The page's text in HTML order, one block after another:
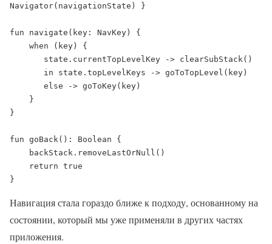
Navigator(navigationState) }
fun navigate(key: NavKey) {
}
fun goBack(): Boolean {
}
Навигация стала гораздо ближе к подходу, основанному на
состоянии, который мы уже применяли в других частях
приложения.